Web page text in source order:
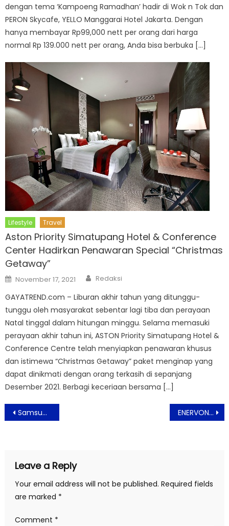
dengan tema ‘Kampoeng Ramadhan’ hadir di Wok n Tok dan
PERON Skycafe, YELLO Manggarai Hotel Jakarta. Dengan
hanya membayar Rp99,000 nett per orang dari harga
normal Rp 139.000 nett per orang, Anda bisa berbuka […]
Lifestyle Travel
Aston Priority Simatupang Hotel & Conference
Center Hadirkan Penawaran Special “Christmas
Getaway”
Posted
on
November 17, 2021 Author
Redaksi
GAYATREND.com – Liburan akhir tahun yang ditunggu-
tunggu oleh masyarakat sebentar lagi tiba dan perayaan
Natal tinggal dalam hitungan minggu. Selama memasuki
perayaan akhir tahun ini, ASTON Priority Simatupang Hotel &
Conference Centre telah menyiapkan penawaran khusus
dan istimewa “Christmas Getaway” paket menginap yang
dapat dinikmati dengan orang terkasih di sepanjang
Desember 2021. Berbagi keceriaan bersama […]
Post
navigation
Samsung AC WindFree™ Ultra Hadirkan Nyaman tanpa Kedinginan dan Bebas Polusi Udara ENERVON NGABUBURIT FEST 2023 Sukses Jadi Pilihan Ngabuburit Ribuan Warga Jakarta
Leave a Reply
Your email address will not be published. Required fields
are marked *
Comment *